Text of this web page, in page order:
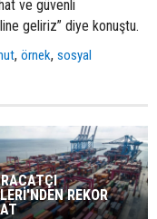
ve güvenli
geliriz” diye konuştu.
,örnek,sosyal
REKOR